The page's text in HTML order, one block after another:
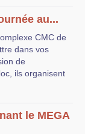
au...
CMC de
dans vos
de
ils organisent
le MEGA